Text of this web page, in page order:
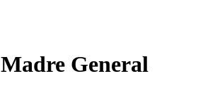
Madre General